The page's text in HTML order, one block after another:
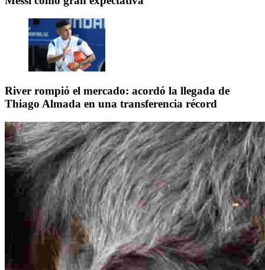
River rompió el mercado: acordó la llegada de
Thiago Almada en una transferencia récord